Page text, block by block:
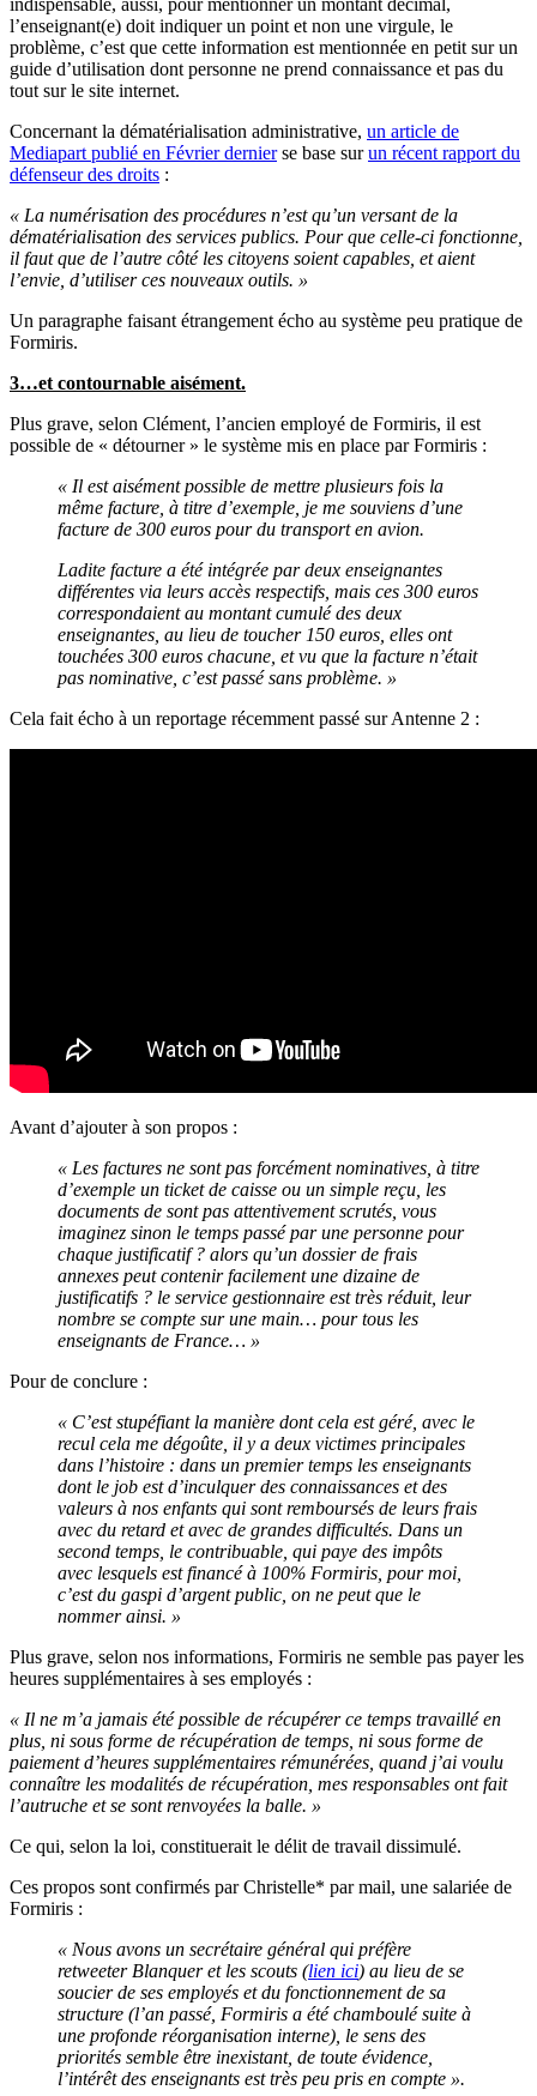
l’enseignant(e) doit indiquer un point et non une virgule, le
problème, c’est que cette information est mentionnée en petit sur un
guide d’utilisation dont personne ne prend connaissance et pas du
tout sur le site internet.
Concernant la dématérialisation administrative, un article de
Mediapart publié en Février dernierse base surun récent rapport du
défenseur des droits :
« La numérisation des procédures n’est qu’un versant de la
dématérialisation des services publics. Pour que celle-ci fonctionne,
il faut que de l’autre côté les citoyens soient capables, et aient
l’envie, d’utiliser ces nouveaux outils. »
Un paragraphe faisant étrangement écho au système peu pratique de
Formiris.
3…et contournable aisément.
Plus grave, selon Clément, l’ancien employé de Formiris, il est
possible de « détourner » le système mis en place par Formiris :
« Il est aisément possible de mettre plusieurs fois la
même facture, à titre d’exemple, je me souviens d’une
facture de 300 euros pour du transport en avion.
Ladite facture a été intégrée par deux enseignantes
différentes via leurs accès respectifs, mais ces 300 euros
correspondaient au montant cumulé des deux
enseignantes, au lieu de toucher 150 euros, elles ont
touchées 300 euros chacune, et vu que la facture n’était
pas nominative, c’est passé sans problème. »
Cela fait écho à un reportage récemment passé sur Antenne 2 :
Avant d’ajouter à son propos :
« Les factures ne sont pas forcément nominatives, à titre
d’exemple un ticket de caisse ou un simple reçu, les
documents de sont pas attentivement scrutés, vous
imaginez sinon le temps passé par une personne pour
chaque justificatif ? alors qu’un dossier de frais
annexes peut contenir facilement une dizaine de
justificatifs ? le service gestionnaire est très réduit, leur
nombre se compte sur une main… pour tous les
enseignants de France… »
Pour de conclure :
« C’est stupéfiant la manière dont cela est géré, avec le
recul cela me dégoûte, il y a deux victimes principales
dans l’histoire : dans un premier temps les enseignants
dont le job est d’inculquer des connaissances et des
valeurs à nos enfants qui sont remboursés de leurs frais
avec du retard et avec de grandes difficultés. Dans un
second temps, le contribuable, qui paye des impôts
avec lesquels est financé à 100% Formiris, pour moi,
c’est du gaspi d’argent public, on ne peut que le
nommer ainsi. »
Plus grave, selon nos informations, Formiris ne semble pas payer les
heures supplémentaires à ses employés :
« Il ne m’a jamais été possible de récupérer ce temps travaillé en
plus, ni sous forme de récupération de temps, ni sous forme de
paiement d’heures supplémentaires rémunérées, quand j’ai voulu
connaître les modalités de récupération, mes responsables ont fait
l’autruche et se sont renvoyées la balle. »
Ce qui, selon la loi, constituerait le délit de travail dissimulé.
Ces propos sont confirmés par Christelle* par mail, une salariée de
Formiris :
« Nous avons un secrétaire général qui préfère
retweeter Blanquer et les scouts (lien ici) au lieu de se
soucier de ses employés et du fonctionnement de sa
structure (l’an passé, Formiris a été chamboulé suite à
une profonde réorganisation interne), le sens des
priorités semble être inexistant, de toute évidence,
l’intérêt des enseignants est très peu pris en compte ».